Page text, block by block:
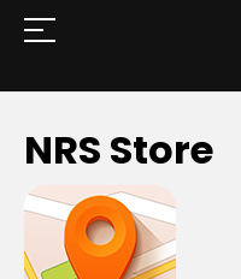
NRS Store